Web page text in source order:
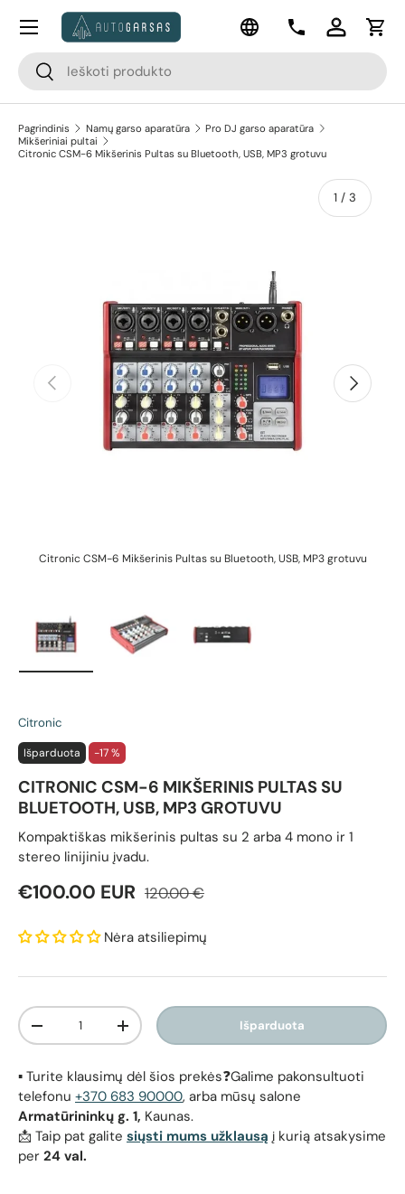
Pereiti prie turinio
Paieška
Paieška
Kalba
KontaktaiPrisijungti
Meniu
Pagrindinis Namų garso aparatūra
Pro DJ garso aparatūra
Mikšeriniai pultai
Citronic CSM-6 Mikšerinis Pultas su Bluetooth, USB, MP3 grotuvu
Citronic CSM-6 Mikšerinis Pultas su Bluetooth, USB, MP3 grotuvu
Ankstesnis
1 / apie
3
Kitas
Citronic
Išparduota -17 %
CITRONIC CSM-6 MIKŠERINIS PULTAS SU
BLUETOOTH, USB, MP3 GROTUVU
Kompaktiškas mikšerinis pultas su 2 arba 4 mono ir 1
stereo linijiniu įvadu.
Pardavimo kaina
€100.00 EUR Reguliari kaina
120.00 €
Nėra atsiliepimų
Kiekis
Sumažinti kiekįPadidinti kiekį Išparduota
▪️ Turite klausimų dėl šios prekės❓Galime pakonsultuoti
telefonu +370 683 90000, arba mūsų salone
Armatūrininkų g. 1, Kaunas.
📩 Taip pat galite siųsti mums užklausą į kurią atsakysime
per 24 val.